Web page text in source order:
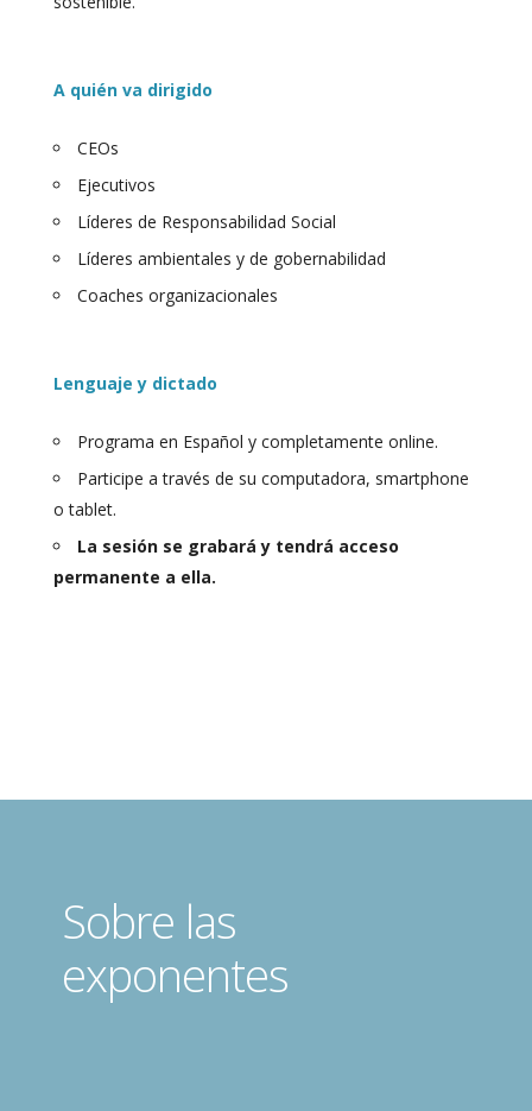
A quién va dirigido
CEOs
Ejecutivos
Líderes de Responsabilidad Social
Líderes ambientales y de gobernabilidad
Coaches organizacionales
Lenguaje y dictado
Programa en Español y completamente online.
Participe a través de su computadora, smartphone
o tablet.
La sesión se grabará y tendrá acceso
permanente a ella.
Sobre las
exponentes